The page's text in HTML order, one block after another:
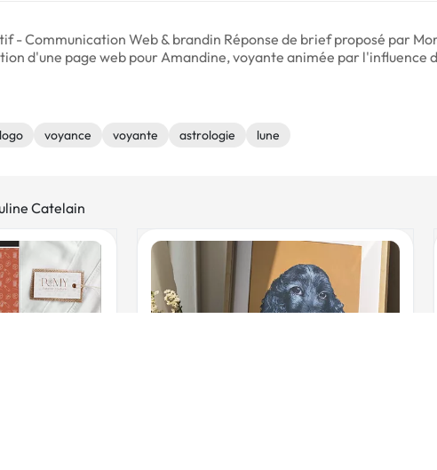
- Communication Web & brandin Réponse de brief proposé par
d'une page web pour Amandine, voyante animée par l'influence
logo voyance voyante astrologie lune
Catelain